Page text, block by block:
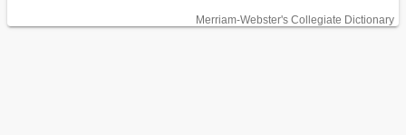
Merriam-Webster's Collegiate Dictionary